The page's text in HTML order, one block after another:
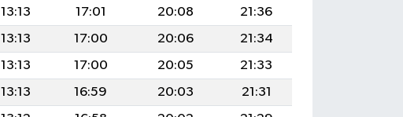
13:13 17:01 20:08
21:36
13:13 17:00 20:06
21:34
13:13 17:00 20:05
21:33
13:13 16:59 20:03
21:31